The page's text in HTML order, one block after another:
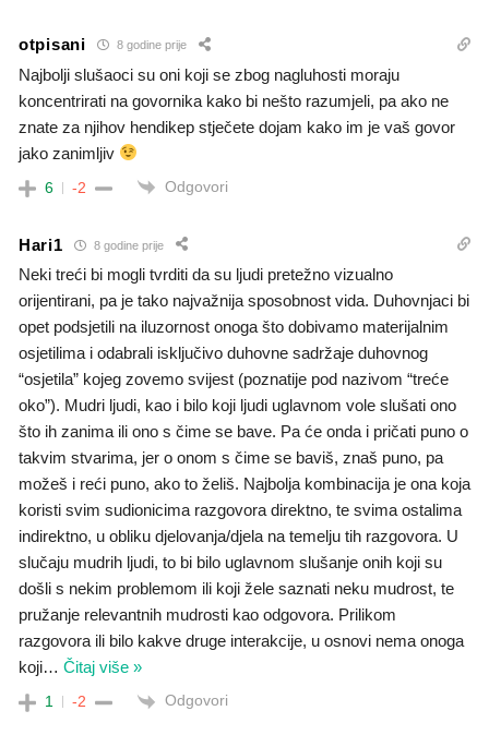
otpisani 8 godine prije
Najbolji slušaoci su oni koji se zbog nagluhosti moraju
koncentrirati na govornika kako bi nešto razumjeli, pa ako ne
znate za njihov hendikep stječete dojam kako im je vaš govor
jako zanimljiv
6 -2 Odgovori
Hari1 8 godine prije
Neki treći bi mogli tvrditi da su ljudi pretežno vizualno
orijentirani, pa je tako najvažnija sposobnost vida. Duhovnjaci bi
opet podsjetili na iluzornost onoga što dobivamo materijalnim
osjetilima i odabrali isključivo duhovne sadržaje duhovnog
“osjetila” kojeg zovemo svijest (poznatije pod nazivom “treće
oko”). Mudri ljudi, kao i bilo koji ljudi uglavnom vole slušati ono
što ih zanima ili ono s čime se bave. Pa će onda i pričati puno o
takvim stvarima, jer o onom s čime se baviš, znaš puno, pa
možeš i reći puno, ako to želiš. Najbolja kombinacija je ona koja
koristi svim sudionicima razgovora direktno, te svima ostalima
indirektno, u obliku djelovanja/djela na temelju tih razgovora. U
slučaju mudrih ljudi, to bi bilo uglavnom slušanje onih koji su
došli s nekim problemom ili koji žele saznati neku mudrost, te
pružanje relevantnih mudrosti kao odgovora. Prilikom
razgovora ili bilo kakve druge interakcije, u osnovi nema onoga
koji… Čitaj više »
1 -2 Odgovori